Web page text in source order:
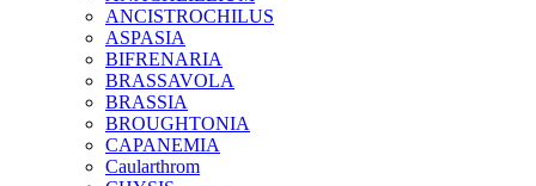
ANCISTROCHILUS
ASPASIA
BIFRENARIA
BRASSAVOLA
BRASSIA
BROUGHTONIA
CAPANEMIA
Caularthrom